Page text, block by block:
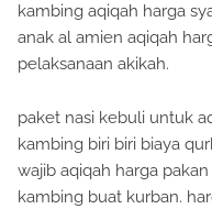
kambing aqiqah harga
anak al amien aqiqah
pelaksanaan akikah.
paket nasi kebuli untuk
kambing biri biri biaya
wajib aqiqah harga
kambing buat kurban.